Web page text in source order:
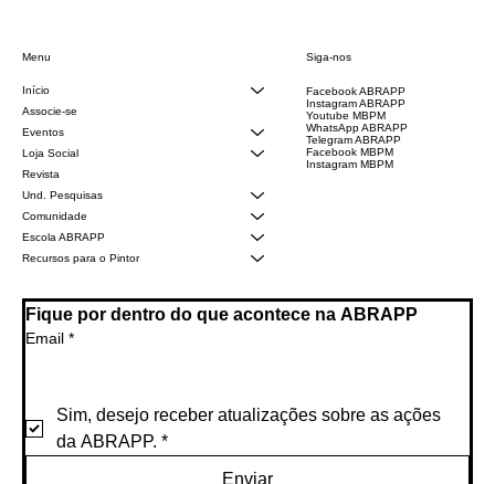
Menu
Início
Associe-se
Eventos
Loja Social
Revista
Und. Pesquisas
Comunidade
Escola ABRAPP
Recursos para o Pintor
Siga-nos
Facebook ABRAPP
Instagram ABRAPP
Youtube MBPM
WhatsApp ABRAPP
Telegram ABRAPP
Facebook MBPM
Instagram MBPM
Fique por dentro do que acontece na ABRAPP
Email *
Sim, desejo receber atualizações sobre as ações
da ABRAPP. *
Enviar